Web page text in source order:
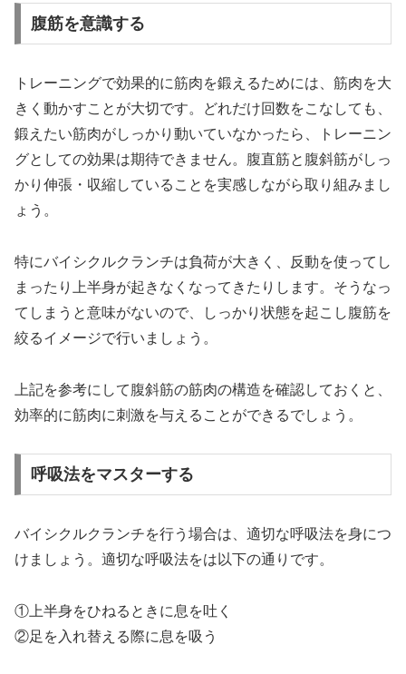
腹筋を意識する
トレーニングで効果的に筋肉を鍛えるためには、筋肉を大
きく動かすことが大切です。どれだけ回数をこなしても、
鍛えたい筋肉がしっかり動いていなかったら、トレーニン
グとしての効果は期待できません。腹直筋と腹斜筋がしっ
かり伸張・収縮していることを実感しながら取り組みまし
ょう。
特にバイシクルクランチは負荷が大きく、反動を使ってし
まったり上半身が起きなくなってきたりします。そうなっ
てしまうと意味がないので、しっかり状態を起こし腹筋を
絞るイメージで行いましょう。
上記を参考にして腹斜筋の筋肉の構造を確認しておくと、
効率的に筋肉に刺激を与えることができるでしょう。
呼吸法をマスターする
バイシクルクランチを行う場合は、適切な呼吸法を身につ
けましょう。適切な呼吸法をは以下の通りです。
①上半身をひねるときに息を吐く
②足を入れ替える際に息を吸う